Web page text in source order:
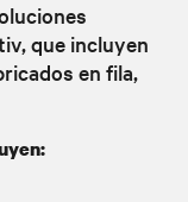
que incluyen
en fila,